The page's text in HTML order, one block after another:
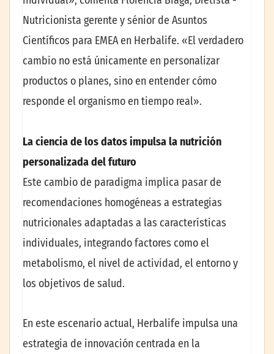
Nutricionista gerente y sénior de Asuntos
Científicos para EMEA en Herbalife. «El verdadero
cambio no está únicamente en personalizar
productos o planes, sino en entender cómo
responde el organismo en tiempo real».
La ciencia de los datos impulsa la nutrición
personalizada del futuro
Este cambio de paradigma implica pasar de
recomendaciones homogéneas a estrategias
nutricionales adaptadas a las características
individuales, integrando factores como el
metabolismo, el nivel de actividad, el entorno y
los objetivos de salud.
En este escenario actual, Herbalife impulsa una
estrategia de innovación centrada en la